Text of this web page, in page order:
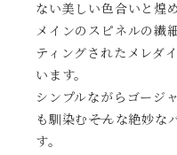
ない美しい色合いと煌
メインのスピネルの繊
ティングされたメレダ
います。
シンプルながらゴージ
も馴染む――そんな絶妙
す。